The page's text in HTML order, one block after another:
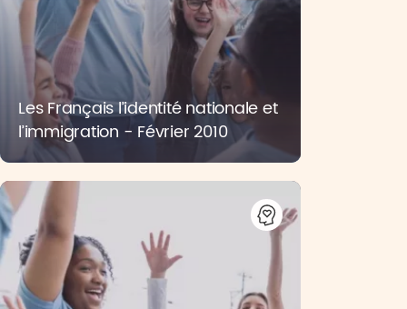
Les Français l’identité nationale et
l’immigration - Février 2010